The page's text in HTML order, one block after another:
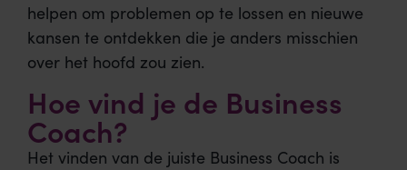
helpen om problemen op te lossen en nieuwe
kansen te ontdekken die je anders misschien
over het hoofd zou zien.
Hoe vind je de Business
Coach?
Het vinden van de juiste Business Coach is